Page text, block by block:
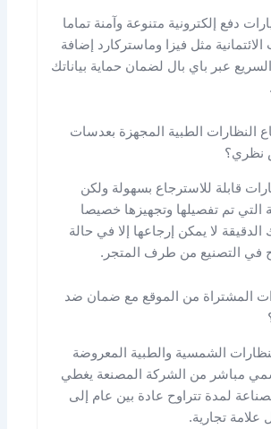
دفع إلكترونية متنوعة وآمنة تماما
مثل فيزا وماستركارد إضافة
السريع عبر باي بال لضمان حماية بياناتك
النظارات الطبية المجهزة بعدسات
نظري؟
قابلة للاسترجاع بسهولة ولكن
التي تم تفصيلها وتجهيزها خصيصا
لا يمكن إرجاعها إلا في حالة
في التصنيع من طرف المتجر.
المشتراة من الموقع مع ضمان ضد
الشمسية والطبية المعروضة
مباشر من الشركة المصنعة يغطي
لمدة تتراوح عادة بين عام إلى
تجارية.